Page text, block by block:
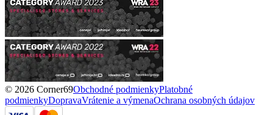
© 2026 Corner69Obchodné podmienkyPlatobné
podmienkyDopravaVrátenie a výmenaOchrana osobných údajov